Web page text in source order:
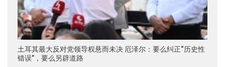
土耳其最大反对党领导权悬而未决 厄泽尔：要么纠正“历史性
错误”，要么另辟道路